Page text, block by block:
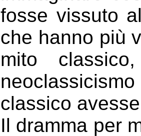
fosse vissuto
che hanno più
mito
classico
Il dramma per